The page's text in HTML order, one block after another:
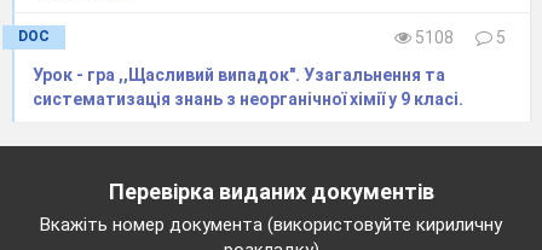
DOC 5108
5
Урок - гра ,,Щасливий випадок". Узагальнення та
систематизація знань з неорганічної хімії у 9 класі.
Перевірка виданих документів
Вкажіть номер документа (використовуйте кириличну